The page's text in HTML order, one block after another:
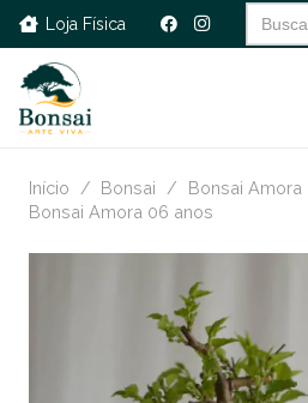
Loja Física
Search
for:
Início / Bonsai / Bonsai Amora
Bonsai Amora 06 anos